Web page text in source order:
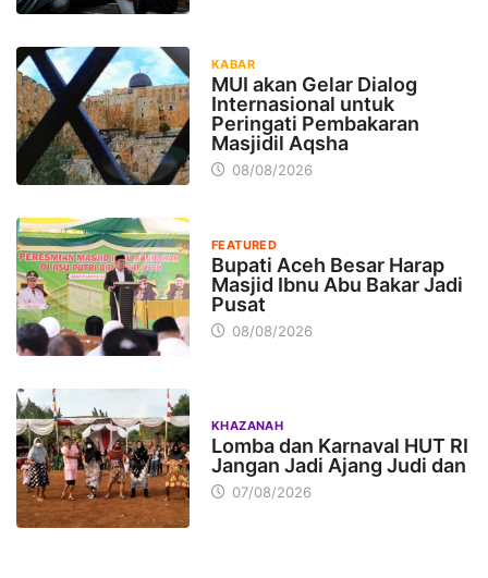
KABAR
MUI akan Gelar Dialog
Internasional untuk
Peringati Pembakaran
Masjidil Aqsha
08/08/2026
FEATURED
Bupati Aceh Besar Harap
Masjid Ibnu Abu Bakar Jadi
Pusat
08/08/2026
KHAZANAH
Lomba dan Karnaval HUT RI
Jangan Jadi Ajang Judi dan
07/08/2026